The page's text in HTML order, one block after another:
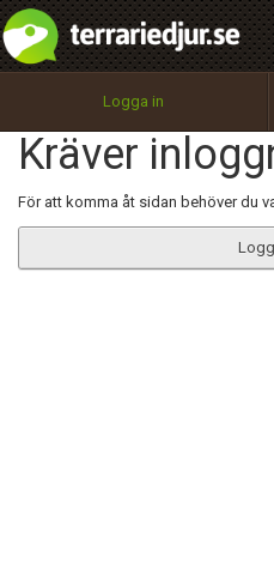
Logga in
Kräver
För att komma åt sidan behöver du
integritetspolicy
Namn:
Epost:
Begär nytt lösenord